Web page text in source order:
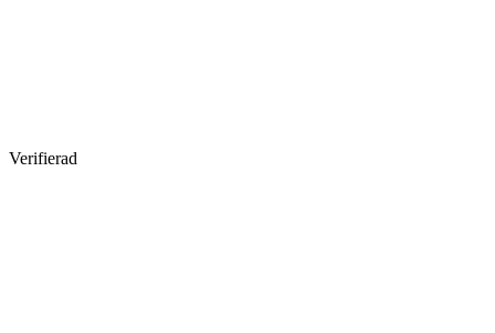
Verifierad